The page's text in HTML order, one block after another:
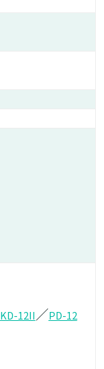
KD-12II ／PD-12